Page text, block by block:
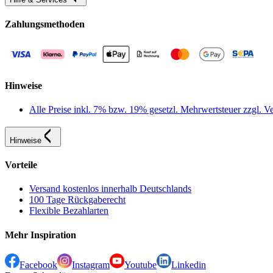
Zahlungsmethoden
Hinweise
Alle Preise inkl. 7% bzw. 19% gesetzl. Mehrwertsteuer zzgl.
Hinweise
Vorteile
Versand kostenlos innerhalb Deutschlands
100 Tage Rückgaberecht
Flexible Bezahlarten
Mehr Inspiration
Facebook Instagram Youtube
Linkedin